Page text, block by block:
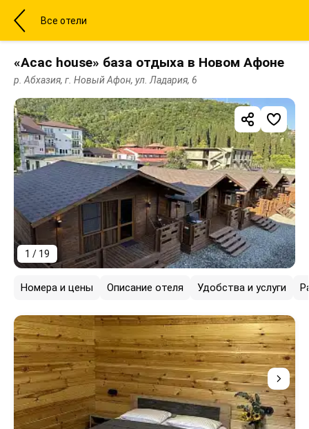
Все отели
«Асас house» база отдыха в Новом Афоне
р. Абхазия, г. Новый Афон, ул. Ладария, 6
1 / 19
Номера и цены Описание отеля Удобства и услуги